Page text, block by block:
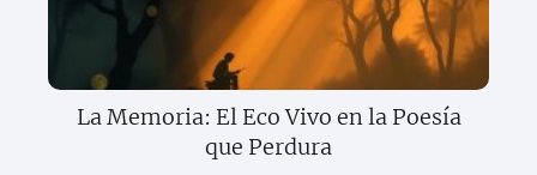
La Memoria: El Eco Vivo en la Poesía
que Perdura